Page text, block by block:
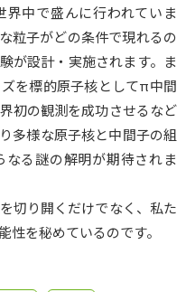
受験スケジュールを立てよう
テレメール全国一斉進学調査
学問検索
中で盛んに行われていま
粒子がどの条件で現れるの
が設計・実施されます。ま
を標的原子核としてπ中間
初の観測を成功させるなど
多様な原子核と中間子の組
る謎の解明が期待されま
切り開くだけでなく、私た
性を秘めているのです。